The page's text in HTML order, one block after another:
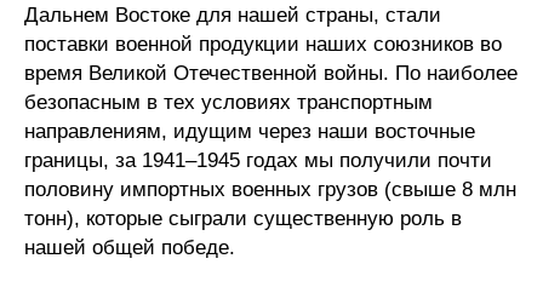
Дальнем Востоке для нашей страны, стали
поставки военной продукции наших союзников во
время Великой Отечественной войны. По наиболее
безопасным в тех условиях транспортным
направлениям, идущим через наши восточные
границы, за 1941–1945 годах мы получили почти
половину импортных военных грузов (свыше 8 млн
тонн), которые сыграли существенную роль в
нашей общей победе.